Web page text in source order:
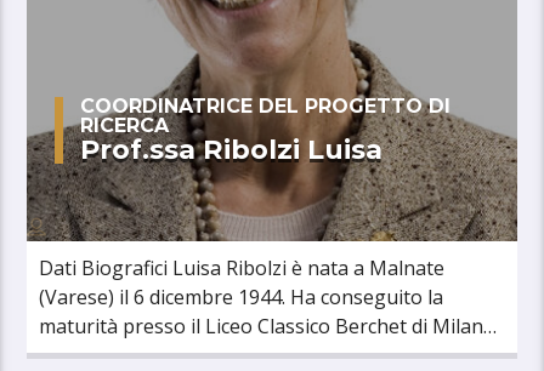
COORDINATRICE DEL PROGETTO DI
RICERCA
Prof.ssa Ribolzi Luisa
Dati Biografici Luisa Ribolzi è nata a Malnate
(Varese) il 6 dicembre 1944. Ha conseguito la
maturità presso il Liceo Classico Berchet di Milano
nel 1963. Si [...]